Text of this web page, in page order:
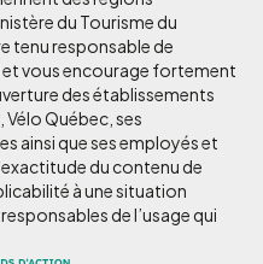
du Tourisme du
tenu responsable de
vous encourage fortement
des établissements
Québec, ses
ainsi que ses employés et
du contenu de
à une situation
de l’usage qui